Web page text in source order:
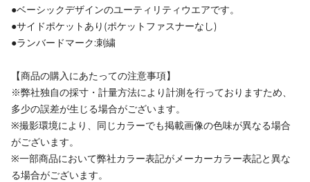
●ベーシックデザインのユーティリティウエアです。
●サイドポケットあり(ポケットファスナーなし)
●ランバードマーク:刺繍
【商品の購入にあたっての注意事項】
※弊社独自の採寸・計量方法により計測を行っておりますため、
多少の誤差が生じる場合がございます。
※撮影環境により、同じカラーでも掲載画像の色味が異なる場合
がございます。
※一部商品において弊社カラー表記がメーカーカラー表記と異な
る場合がございます。